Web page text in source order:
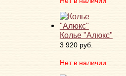
Колье "Алюкс"
3 920 руб.
Нет в наличии